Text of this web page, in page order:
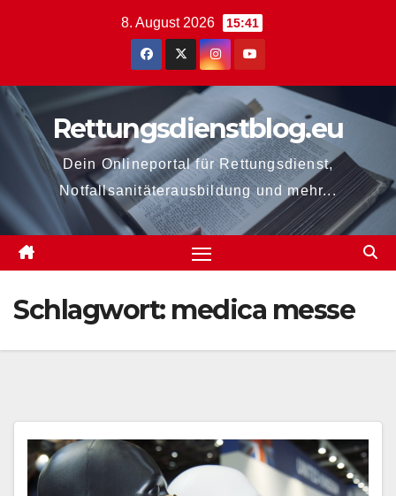
8. August 2026 15:41
Rettungsdienstblog.eu
Dein Onlineportal für Rettungsdienst,
Notfallsanitäterausbildung und mehr...
Schlagwort: medica messe